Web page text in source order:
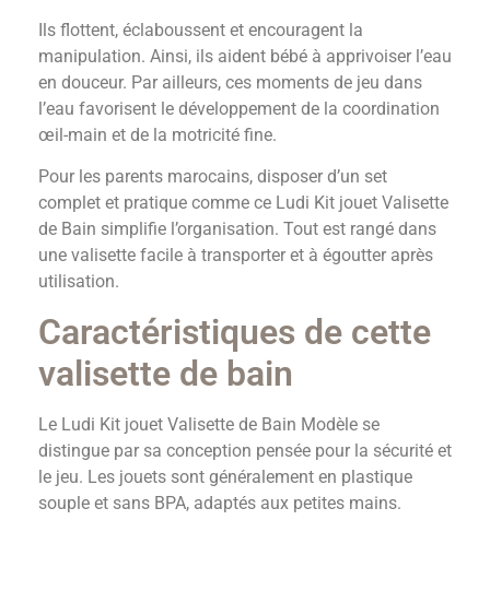
Ils flottent, éclaboussent et encouragent la
manipulation. Ainsi, ils aident bébé à apprivoiser l’eau
en douceur. Par ailleurs, ces moments de jeu dans
l’eau favorisent le développement de la coordination
œil-main et de la motricité fine.
Pour les parents marocains, disposer d’un set
complet et pratique comme ce Ludi Kit jouet Valisette
de Bain simplifie l’organisation. Tout est rangé dans
une valisette facile à transporter et à égoutter après
utilisation.
Caractéristiques de cette
valisette de bain
Le Ludi Kit jouet Valisette de Bain Modèle se
distingue par sa conception pensée pour la sécurité et
le jeu. Les jouets sont généralement en plastique
souple et sans BPA, adaptés aux petites mains.